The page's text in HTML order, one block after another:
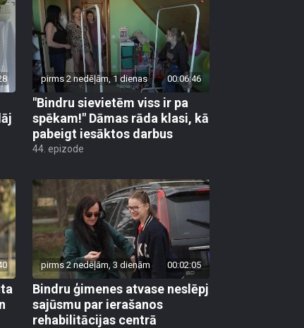
pirms 2 nedēļām, 1 dienas 00:06:46
"Bindru sievietēm viss ir pa
spēkam!" Dāmas rāda klasi, kā
pabeigt iesāktos darbus
44. epizode
pirms 2 nedēļām, 3 dienām 00:02:05
Bindru ģimenes atvase neslēpj
sajūsmu par ierašanos
rehabilitācijas centrā